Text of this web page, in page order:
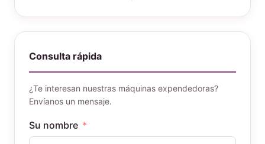
Consulta rápida
¿Te interesan nuestras máquinas expendedoras?
Envíanos un mensaje.
Su nombre